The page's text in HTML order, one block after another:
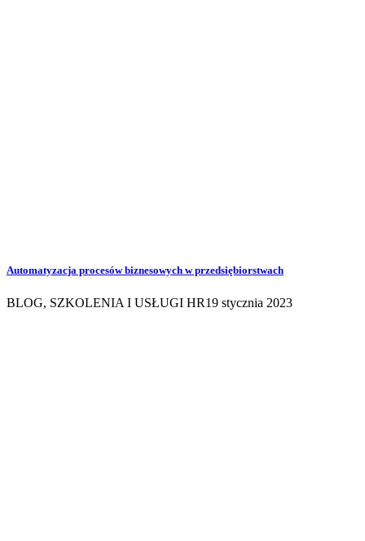
Automatyzacja procesów biznesowych w przedsiębiorstwach
BLOG, SZKOLENIA I USŁUGI HR19 stycznia 2023